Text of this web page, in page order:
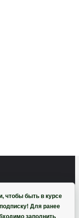
чтобы быть в курсе
Для ранее